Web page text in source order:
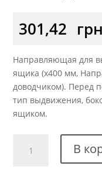
301,42
Направляющая для
ящика (x400 мм,
доводчиком). Перед
тип выдвижения,
ящиком.
товара
В